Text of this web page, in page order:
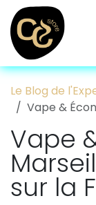
Se rendre au
Le Blog de
Vape &
Vape
sur la